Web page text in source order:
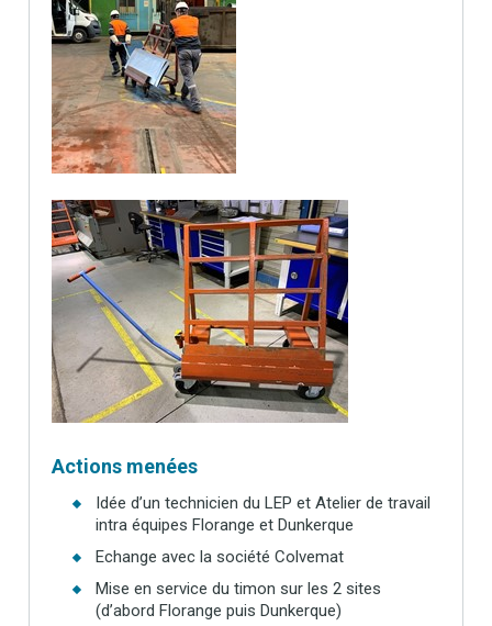
Actions menées
Idée d’un technicien du LEP et Atelier de travail
intra équipes Florange et Dunkerque
Echange avec la société Colvemat
Mise en service du timon sur les 2 sites
(d’abord Florange puis Dunkerque)